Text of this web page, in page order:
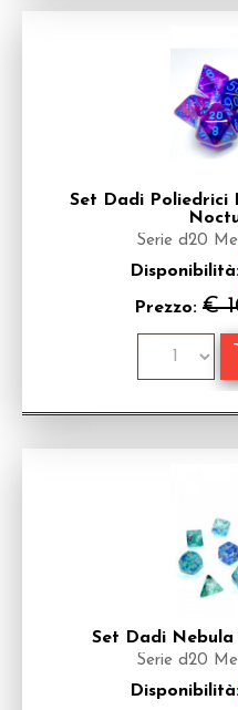
Set Dadi Poliedrici
Serie d20
Prezzo: €
Set Dadi
Serie d20